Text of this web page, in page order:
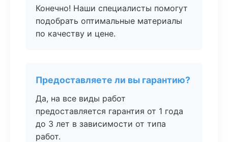
Конечно! Наши специалисты помогут
подобрать оптимальные материалы
по качеству и цене.
Предоставляете ли вы гарантию?
Да, на все виды работ
предоставляется гарантия от 1 года
до 3 лет в зависимости от типа
работ.